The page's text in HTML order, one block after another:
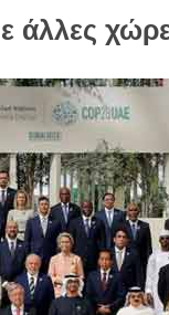
άλλες